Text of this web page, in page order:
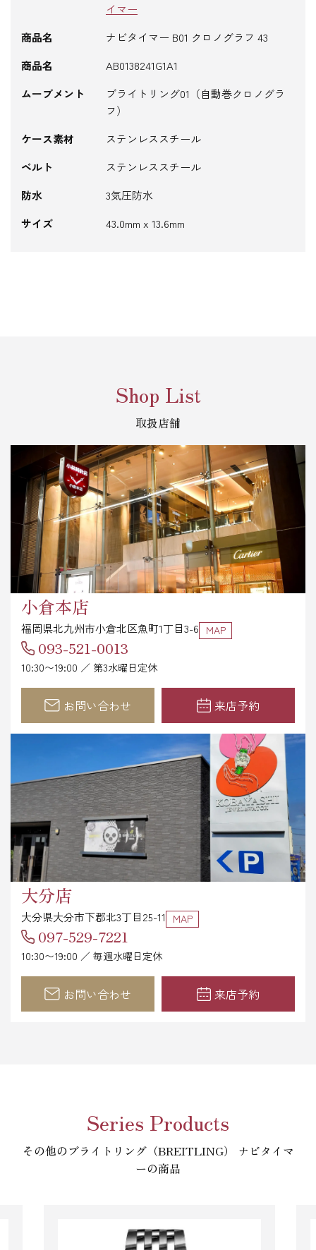
イマー
商品名
ナビタイマー B01 クロノグラフ 43
商品名
AB0138241G1A1
ムーブメント
ブライトリング01（自動巻クロノグラ
フ）
ケース素材
ステンレススチール
ベルト
ステンレススチール
防水
3気圧防水
サイズ
43.0mm x 13.6mm
Shop List
取扱店舗
小倉本店
福岡県北九州市小倉北区魚町1丁目3-6 MAP
093-521-0013
10:30〜19:00 ／ 第3水曜日定休
お問い合わせ 来店予約
大分店
大分県大分市下郡北3丁目25-11 MAP
097-529-7221
10:30〜19:00 ／ 毎週水曜日定休
お問い合わせ 来店予約
Series Products
その他のブライトリング（BREITLING） ナビタイマ
ーの商品